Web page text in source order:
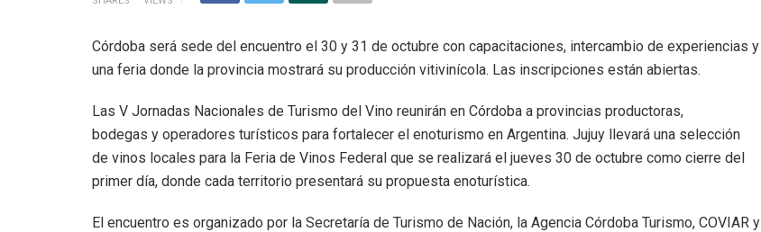
Córdoba será sede del encuentro el 30 y 31 de octubre con capacitaciones, intercambio de experiencias y
una feria donde la provincia mostrará su producción vitivinícola. Las inscripciones están abiertas.
Las V Jornadas Nacionales de Turismo del Vino reunirán en Córdoba a provincias productoras,
bodegas y operadores turísticos para fortalecer el enoturismo en Argentina. Jujuy llevará una selección
de vinos locales para la Feria de Vinos Federal que se realizará el jueves 30 de octubre como cierre del
primer día, donde cada territorio presentará su propuesta enoturística.
El encuentro es organizado por la Secretaría de Turismo de Nación, la Agencia Córdoba Turismo, COVIAR y